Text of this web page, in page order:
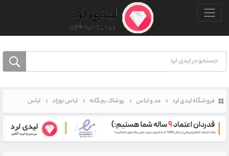
منو بالا
فروشگاه لیدی لرد مد و لباس پوشاک بچگانه لباس نوزاد لباس